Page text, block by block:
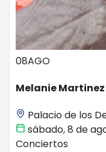
08AGO
Melanie Martinez -
Palacio de los
sábado, 8 de
Conciertos